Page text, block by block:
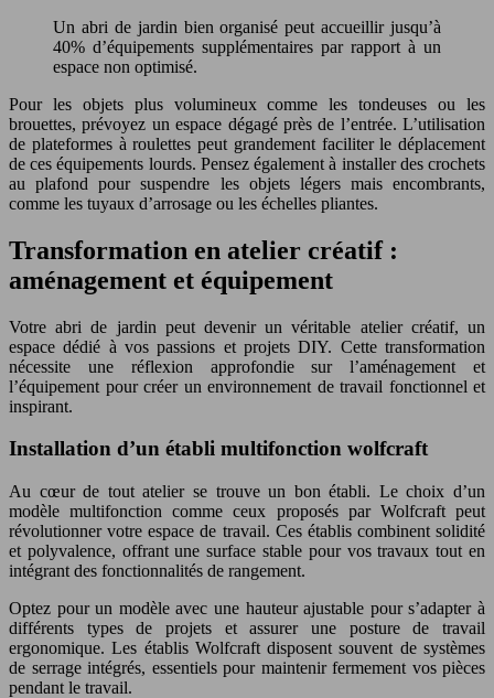
Un abri de jardin bien organisé peut accueillir jusqu’à
40% d’équipements supplémentaires par rapport à un
espace non optimisé.
Pour les objets plus volumineux comme les tondeuses ou les
brouettes, prévoyez un espace dégagé près de l’entrée. L’utilisation
de plateformes à roulettes peut grandement faciliter le déplacement
de ces équipements lourds. Pensez également à installer des crochets
au plafond pour suspendre les objets légers mais encombrants,
comme les tuyaux d’arrosage ou les échelles pliantes.
Transformation en atelier créatif :
aménagement et équipement
Votre abri de jardin peut devenir un véritable atelier créatif, un
espace dédié à vos passions et projets DIY. Cette transformation
nécessite une réflexion approfondie sur l’aménagement et
l’équipement pour créer un environnement de travail fonctionnel et
inspirant.
Installation d’un établi multifonction wolfcraft
Au cœur de tout atelier se trouve un bon établi. Le choix d’un
modèle multifonction comme ceux proposés par Wolfcraft peut
révolutionner votre espace de travail. Ces établis combinent solidité
et polyvalence, offrant une surface stable pour vos travaux tout en
intégrant des fonctionnalités de rangement.
Optez pour un modèle avec une hauteur ajustable pour s’adapter à
différents types de projets et assurer une posture de travail
ergonomique. Les établis Wolfcraft disposent souvent de systèmes
de serrage intégrés, essentiels pour maintenir fermement vos pièces
pendant le travail.